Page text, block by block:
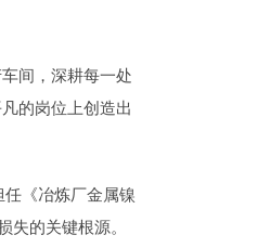
间，深耕每一处
的岗位上创造出
《冶炼厂金属镍
失的关键根源。